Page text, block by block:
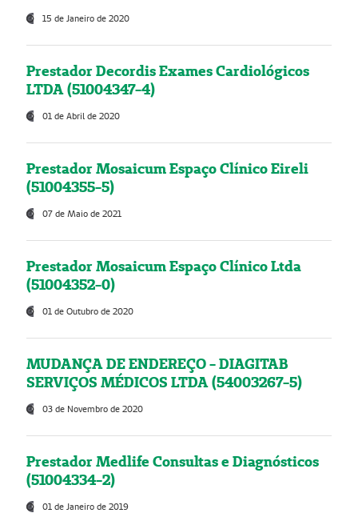
15 de Janeiro de 2020
Prestador Decordis Exames Cardiológicos
LTDA (51004347-4)
01 de Abril de 2020
Prestador Mosaicum Espaço Clínico Eireli
(51004355-5)
07 de Maio de 2021
Prestador Mosaicum Espaço Clínico Ltda
(51004352-0)
01 de Outubro de 2020
MUDANÇA DE ENDEREÇO - DIAGITAB
SERVIÇOS MÉDICOS LTDA (54003267-5)
03 de Novembro de 2020
Prestador Medlife Consultas e Diagnósticos
(51004334-2)
01 de Janeiro de 2019